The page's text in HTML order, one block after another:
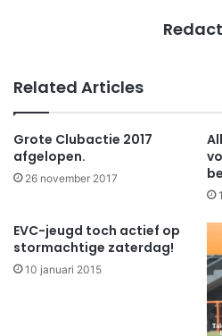
Related Articles
Grote Clubactie 2017
afgelopen.
26 november 2017
EVC-jeugd toch actief op
stormachtige zaterdag!
10 januari 2015